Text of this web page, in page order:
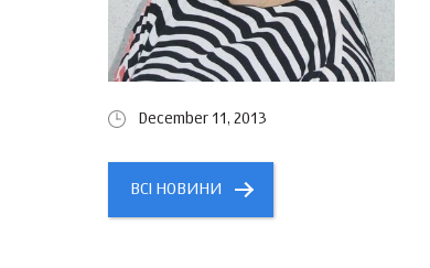
December 11, 2013
ВСІ НОВИНИ